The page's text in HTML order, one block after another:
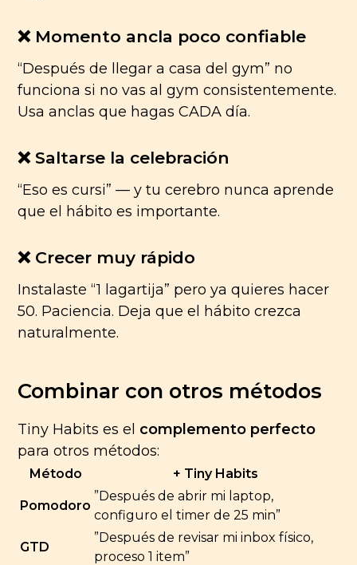
❌ Momento ancla poco confiable
“Después de llegar a casa del gym” no
funciona si no vas al gym consistentemente.
Usa anclas que hagas CADA día.
❌ Saltarse la celebración
“Eso es cursi” — y tu cerebro nunca aprende
que el hábito es importante.
❌ Crecer muy rápido
Instalaste “1 lagartija” pero ya quieres hacer
50. Paciencia. Deja que el hábito crezca
naturalmente.
Combinar con otros métodos
Tiny Habits es el complemento perfecto
para otros métodos:
Método + Tiny Habits
Pomodoro
”Después de abrir mi laptop,
configuro el timer de 25 min”
GTD
”Después de revisar mi inbox físico,
proceso 1 item”